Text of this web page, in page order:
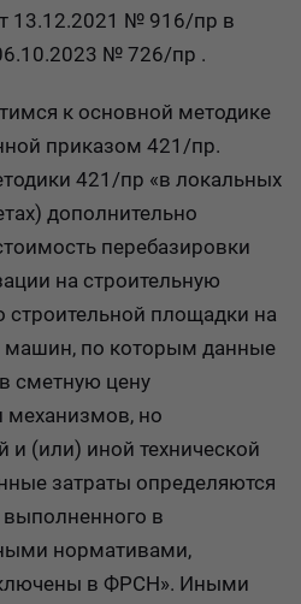
13.12.2021 № 916/пр в
№ 726/пр .
к основной методике
приказом 421/пр.
421/пр «в локальных
дополнительно
перебазировки
на строительную
строительной площадки на
машин, по которым данные
сметную цену
механизмов, но
и (или) иной технической
затраты определяются
выполненного в
нормативами,
в ФРСН». Иными